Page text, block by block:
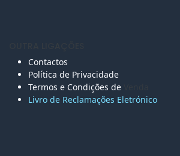
Contactos
Política de Privacidade
Termos e Condições de
Livro de Reclamações Eletrónico